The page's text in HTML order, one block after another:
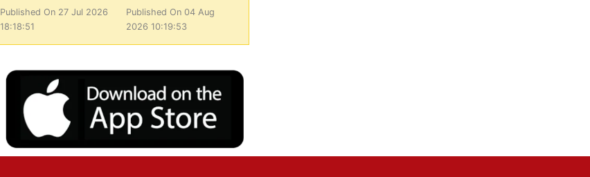
Published On 27 Jul 2026
18:18:51
Published On 04 Aug
2026 10:19:53